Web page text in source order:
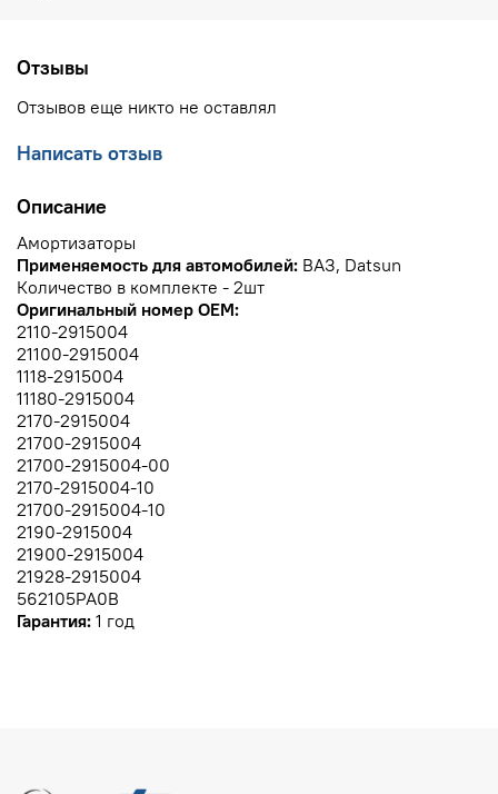
Отзывы
Отзывов еще никто не оставлял
Написать отзыв
Описание
Амортизаторы
Применяемость для автомобилей: ВАЗ, Datsun
Количество в комплекте - 2шт
Оригинальный номер OEM:
2110-2915004
21100-2915004
1118-2915004
11180-2915004
2170-2915004
21700-2915004
21700-2915004-00
2170-2915004-10
21700-2915004-10
2190-2915004
21900-2915004
21928-2915004
562105PA0B
Гарантия: 1 год